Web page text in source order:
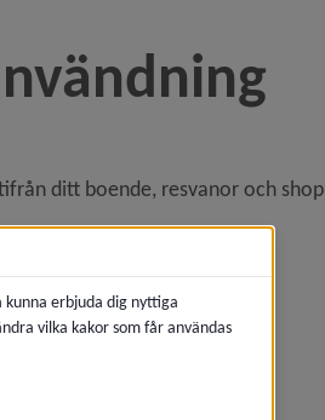
ditt boende, resvanor och
fönster.
erbjuda dig nyttiga
vilka kakor som får användas